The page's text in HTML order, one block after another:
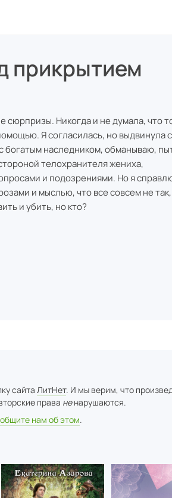
прикрытием
Никогда и не думала, что
Я согласилась, но выдвинула
богатым наследником, обманываю,
телохранителя жениха,
и подозрениями. Но я
и мыслью, что все совсем не так,
и убить, но кто?
сайта ЛитНет. И мы верим, что
права ненарушаются.
нам об этом.